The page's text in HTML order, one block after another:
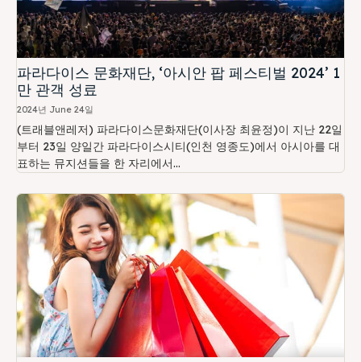
파라다이스 문화재단, ‘아시안 팝 페스티벌 2024’ 1
만 관객 성료
2024년 June 24일
(트래블앤레저) 파라다이스문화재단(이사장 최윤정)이 지난 22일
부터 23일 양일간 파라다이스시티(인천 영종도)에서 아시아를 대
표하는 뮤지션들을 한 자리에서...